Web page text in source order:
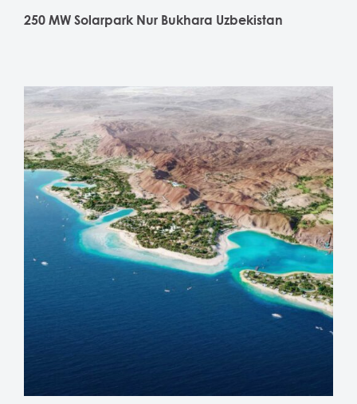
250 MW Solarpark Nur Bukhara Uzbekistan